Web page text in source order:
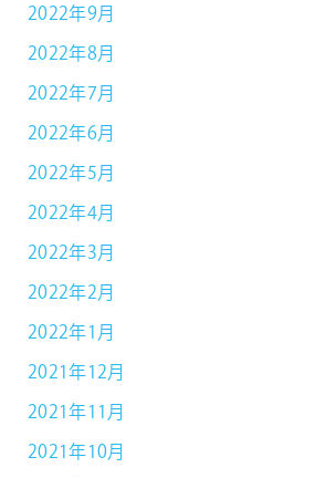
2022年9月
2022年8月
2022年7月
2022年6月
2022年5月
2022年4月
2022年3月
2022年2月
2022年1月
2021年12月
2021年11月
2021年10月